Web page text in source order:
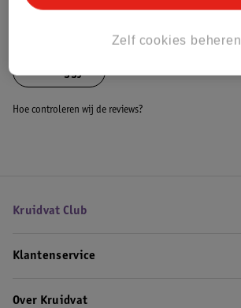
Hoe controleren wij de reviews?
Kruidvat Club
Klantenservice
Over Kruidvat
Zelf cookies beheren